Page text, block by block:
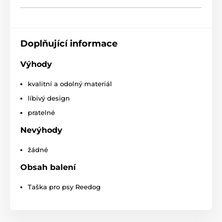
S výběrem té správné velikosti vám pomůže
ručně šité, a tak se může stát, že velikost se bude
mírně lišit, maximálně však o 2-4cm.)
Doplňující informace
Výhody
kvalitní a odolný materiál
líbivý design
pratelné
Nevýhody
žádné
Obsah balení
Taška pro psy Reedog